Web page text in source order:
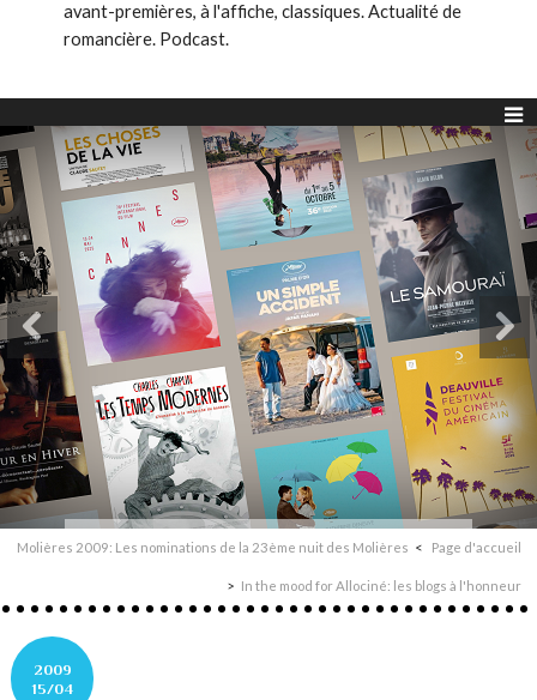
avant-premières, à l'affiche, classiques. Actualité de
romancière. Podcast.
Molières 2009: Les nominations de la 23ème nuit des Molières Page d'accueil
In the mood for Allociné: les blogs à l'honneur
2009
15/04